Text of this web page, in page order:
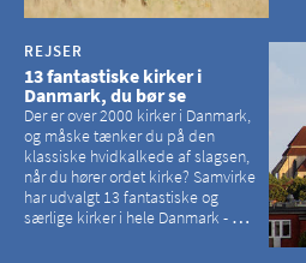
REJSER
13 fantastiske kirker i
Danmark, du bør se
Der er over 2000 kirker i Danmark,
og måske tænker du på den
klassiske hvidkalkede af slagsen,
når du hører ordet kirke? Samvirke
har udvalgt 13 fantastiske og
særlige kirker i hele Danmark - og